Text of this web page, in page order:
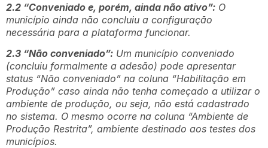
2.2 “Conveniado e, porém, ainda não ativo”: O
município ainda não concluiu a configuração
necessária para a plataforma funcionar.
2.3 “Não conveniado”: Um município conveniado
(concluiu formalmente a adesão) pode apresentar
status “Não conveniado” na coluna “Habilitação em
Produção” caso ainda não tenha começado a utilizar o
ambiente de produção, ou seja, não está cadastrado
no sistema. O mesmo ocorre na coluna “Ambiente de
Produção Restrita”, ambiente destinado aos testes dos
municípios.